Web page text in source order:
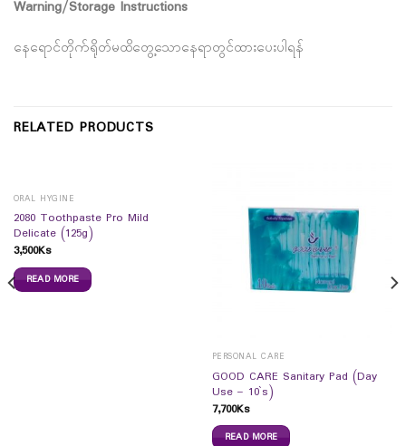
Warning/Storage Instructions
နေရောင်တိုက်ရိုတ်မထိတွေ့သောနေရာတွင်ထားပေးပါရန်
RELATED PRODUCTS
ORAL HYGINE
2080 Toothpaste Pro Mild
Delicate (125g)
3,500Ks
READ MORE
PERSONAL CARE
GOOD CARE Sanitary Pad (Day
Use – 10`s)
7,700Ks
READ MORE